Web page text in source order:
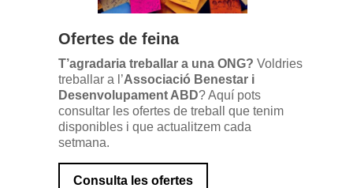
Ofertes de feina
T’agradaria treballar a una ONG? Voldries
treballar a l’Associació Benestar i
Desenvolupament ABD? Aquí pots
consultar les ofertes de treball que tenim
disponibles i que actualitzem cada
setmana.
Consulta les ofertes